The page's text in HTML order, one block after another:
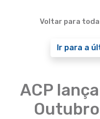
Voltar para
Ir para a
ACP